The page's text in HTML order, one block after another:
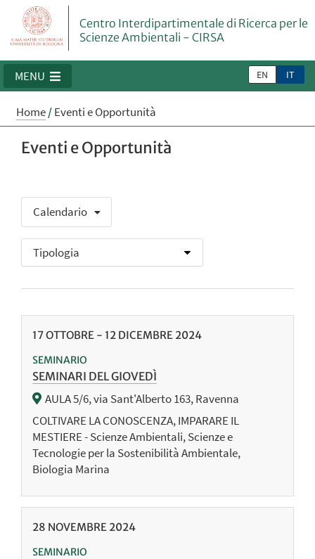
Centro Interdipartimentale di Ricerca per le
Scienze Ambientali - CIRSA
EN IT
MENU
Home/Eventi e Opportunità
Eventi e Opportunità
Calendario
17OTTOBRE - 12 DICEMBRE 2024
SEMINARIO
SEMINARI DEL GIOVEDÌ
AULA 5/6, via Sant'Alberto 163, Ravenna
COLTIVARE LA CONOSCENZA, IMPARARE IL
MESTIERE - Scienze Ambientali, Scienze e
Tecnologie per la Sostenibilità Ambientale,
Biologia Marina
28 NOVEMBRE 2024
SEMINARIO